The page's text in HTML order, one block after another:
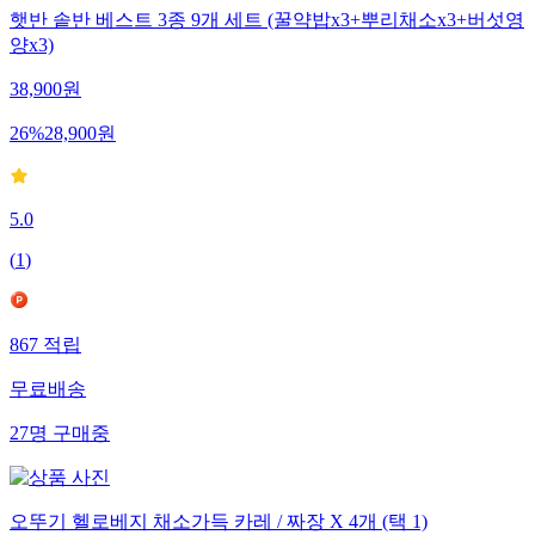
햇반 솥반 베스트 3종 9개 세트 (꿀약밥x3+뿌리채소x3+버섯영
양x3)
38,900원
26%28,900원
5.0
(1)
867적립
무료배송
27명구매중
오뚜기 헬로베지 채소가득 카레 / 짜장 X 4개 (택 1)